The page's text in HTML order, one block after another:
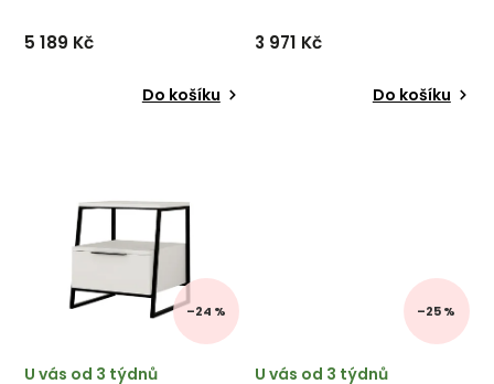
5 189 Kč
Do košíku
3 971 Kč
Do košíku
–24 %
U vás od 3 týdnů
–25 %
U vás od 3 týdnů